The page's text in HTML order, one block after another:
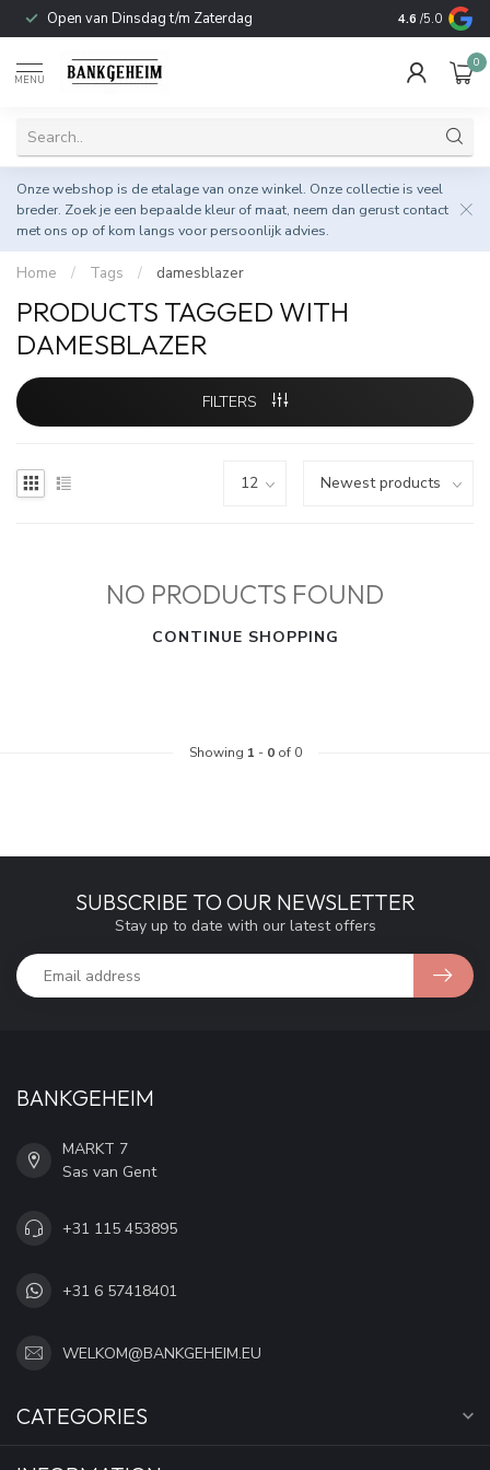
Open van Dinsdag t/m Zaterdag Duurzame &
4.6 /5.0
MENU
0
Onze webshop is de etalage van onze winkel. Onze collectie is veel
breder. Zoek je een bepaalde kleur of maat, neem dan gerust contact
met ons op of kom langs voor persoonlijk advies.
Home / Tags / damesblazer
PRODUCTS TAGGED WITH
DAMESBLAZER
FILTERS
NO PRODUCTS FOUND
CONTINUE SHOPPING
Showing 1 - 0of 0
SUBSCRIBE TO OUR NEWSLETTER
Stay up to date with our latest offers
BANKGEHEIM
MARKT 7
Sas van Gent
+31 115 453895
+31 6 57418401
WELKOM@BANKGEHEIM.EU
CATEGORIES